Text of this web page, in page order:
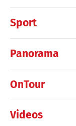
Sport
Panorama
OnTour
Videos